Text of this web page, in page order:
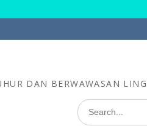
DAN BERWAWASAN
Search
for: